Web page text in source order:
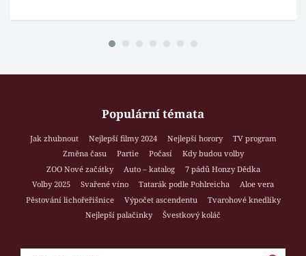
Populární témata
Jak zhubnout Nejlepší filmy 2024 Nejlepší horory
TV program
Změna času
Partie Počasí
Kdy budou volby
ZOO Nové začátky
Auto – katalog
7 pádů Honzy Dědka
Volby 2025
Svařené víno Tatarák podle Pohlreicha
Aloe vera
Pěstování lichořeřišnice
Výpočet ascendentu
Tvarohové knedlíky
Nejlepší palačinky
Švestkový koláč